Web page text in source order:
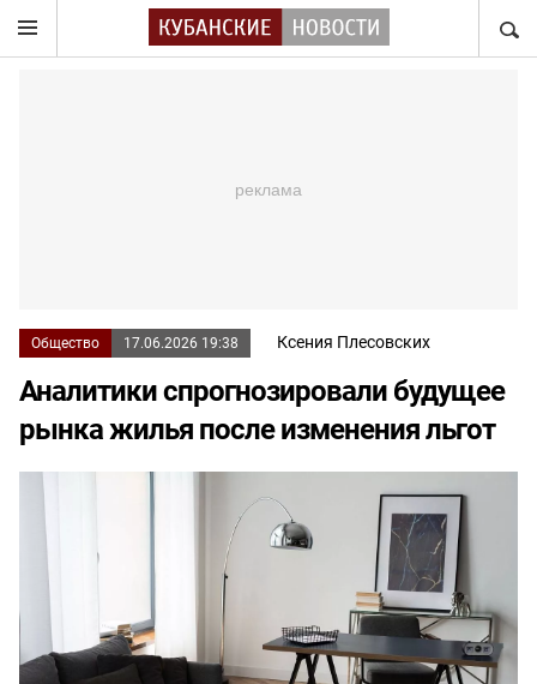
Общество 17.06.2026 19:38 Ксения Плесовских
Аналитики спрогнозировали будущее
рынка жилья после изменения льгот